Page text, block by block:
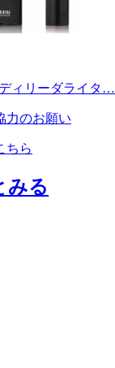
ィリーダライタ…
みる